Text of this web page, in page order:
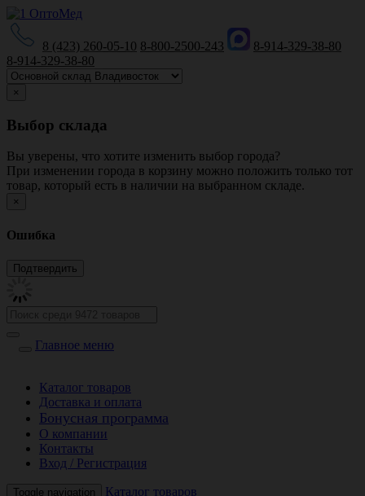
8 (423) 260-05-10 8-800-2500-243
8-914-329-38-80
8-914-329-38-80
×
Выбор склада
Вы уверены, что хотите изменить выбор города?
При изменении города в корзину можно положить только тот
товар, который есть в наличии на выбранном складе.
×
Ошибка
Главное меню
Каталог товаров
Доставка и оплата
Бонусная программа
О компании
Контакты
Вход / Регистрация
Toggle navigation Каталог товаров